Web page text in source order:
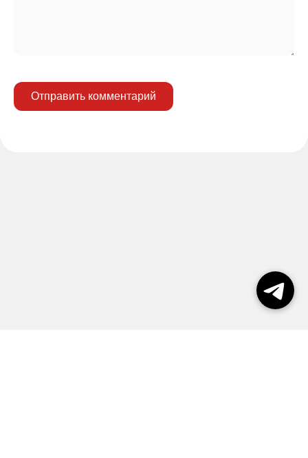
Отправить комментарий